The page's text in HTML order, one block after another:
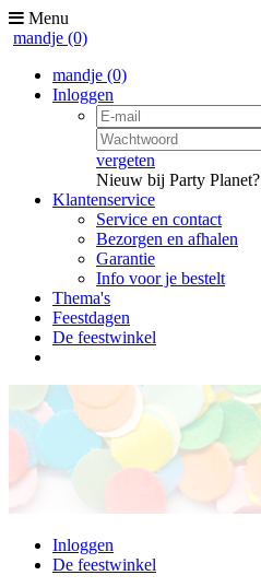
Menu
mandje (0)
mandje (0)
Inloggen
vergeten
Nieuw bij Party Planet?
Klantenservice
Service en contact
Bezorgen en afhalen
Garantie
Info voor je bestelt
Thema's
Feestdagen
De feestwinkel
Inloggen
De feestwinkel